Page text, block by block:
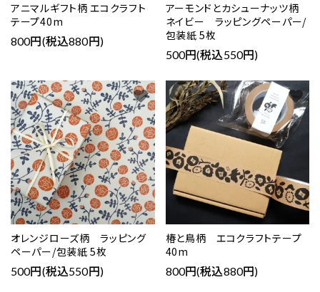
アニマルギフト柄 エコクラフト
テープ40m
800円(税込880円)
アーモンドとカシューナッツ柄
ネイビー ラッピングペーパー/
包装紙 5枚
500円(税込550円)
オレンジローズ柄 ラッピング
ペーパー/包装紙 5枚
500円(税込550円)
favorite
椿と鳥柄 エコクラフトテープ
40m
800円(税込880円)
favorite